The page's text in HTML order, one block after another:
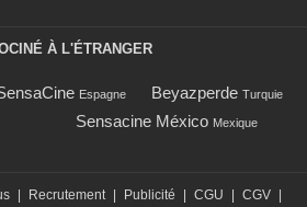
À L'ÉTRANGER
Espagne Beyazperde Turquie
Sensacine México Mexique
| Recrutement | Publicité | CGU | CGV |